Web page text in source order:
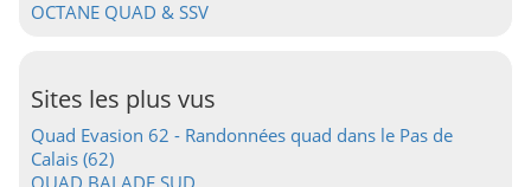
OCTANE QUAD & SSV
Sites les plus vus
Quad Evasion 62 - Randonnées quad dans le Pas de
Calais (62)
QUAD BALADE SUD